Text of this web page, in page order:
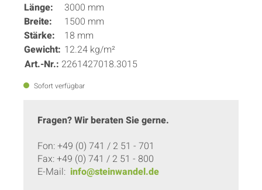
Länge:
3000 mm
Breite:
1500 mm
Stärke:
18 mm
Gewicht: 12.24 kg/m²
Art.-Nr.: 2261427018.3015
Sofort verfügbar
Fragen? Wir beraten Sie gerne.
Fon: +49 (0) 741 / 2 51 - 701
Fax: +49 (0) 741 / 2 51 - 800
E-Mail: info@steinwandel.de